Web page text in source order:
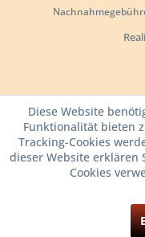
Diese Website
Funktionalität bieten
Tracking-Cookies
dieser Website erklären
Cookies